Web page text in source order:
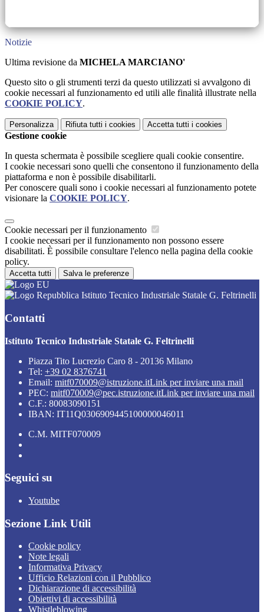
Notizie
Ultima revisione da MICHELA MARCIANO'
Questo sito o gli strumenti terzi da questo utilizzati si avvalgono di
cookie necessari al funzionamento ed utili alle finalità illustrate nella
COOKIE POLICY.
Personalizza Rifiuta tutti i cookies Accetta tutti i cookies
Gestione cookie
In questa schermata è possibile scegliere quali cookie consentire.
I cookie necessari sono quelli che consentono il funzionamento della
piattaforma e non è possibile disabilitarli.
Per conoscere quali sono i cookie necessari al funzionamento potete
visionare la COOKIE POLICY.
Cookie necessari per il funzionamento
I cookie necessari per il funzionamento non possono essere
disabilitati. È possibile consultare l'elenco nella pagina della cookie
policy.
Accetta tutti Salva le preferenze
Istituto Tecnico Industriale Statale G. Feltrinelli
Contatti
Istituto Tecnico Industriale Statale G. Feltrinelli
Piazza Tito Lucrezio Caro 8 - 20136 Milano
Tel: +39 02 8376741
Email: mitf070009@istruzione.itLink per inviare una mail
PEC: mitf070009@pec.istruzione.itLink per inviare una mail
C.F.: 80083090151
IBAN: IT11Q0306909445100000046011
C.M. MITF070009
Seguici su
Youtube
Sezione Link Utili
Cookie policy
Note legali
Informativa Privacy
Ufficio Relazioni con il Pubblico
Dichiarazione di accessibilità
Obiettivi di accessibilità
Whistleblowing